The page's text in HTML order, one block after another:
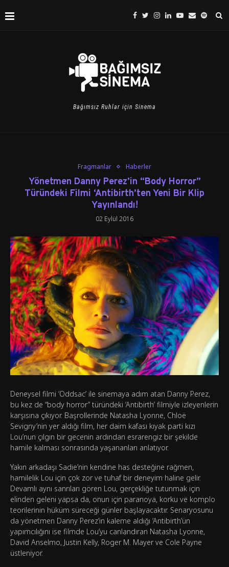
Bağımsız Ruhlar için Sinema
Fragmanlar Haberler
Yönetmen Danny Perez’in “Body Horror”
Türündeki Filmi ‘Antibirth’ten Yeni Bir Klip
Yayınlandı!
02 Eylül 2016
Deneysel filmi ‘Oddsac’ ile sinemaya adım atan Danny Perez,
bu kez de “body horror” türündeki ‘Antibirth’ filmiyle izleyenlerin
karşısına çıkıyor. Başrollerinde Natasha Lyonne, Chloë
Sevigny’nin yer aldığı film, her daim kafası kıyak parti kızı
Lou’nun çılgın bir gecenin ardından esrarengiz bir şekilde
hamile kalması sonrasında yaşananları anlatıyor.
Yakın arkadaşı Sadie’nin kendine has desteğine rağmen,
hamilelik Lou için çok zor ve tuhaf bir deneyim haline gelir.
Devamlı aynı sanrıları gören Lou, gerçekliğe tutunmak için
elinden geleni yapsa da, onun için paranoya, korku ve komplo
teorilerinin hüküm süreceği günler başlayacaktır. Senaryosunu
da yönetmen Danny Perez’in kaleme aldığı ‘Antibirth’ün
yapımcılığını ise filmde Lou’yu canlandıran Natasha Lyonne,
David Anselmo, Justin Kelly, Roger M. Mayer ve Cole Payne
üstleniyor.